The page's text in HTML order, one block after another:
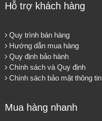
Hỗ trợ khách hàng
Quy trình bán hàng
Hướng dẫn mua hàng
Quy định bảo hành
Chính sách và Quy định
Chính sách bảo mật thông tin
Mua hàng nhanh